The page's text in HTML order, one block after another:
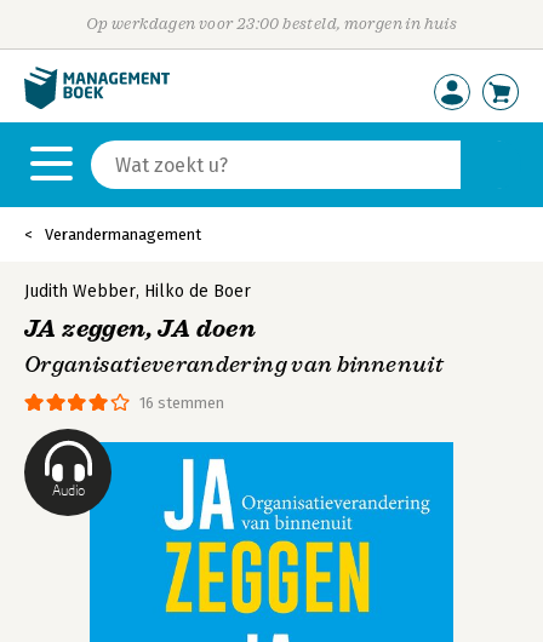
Op werkdagen voor 23:00 besteld, morgen in huis
Verandermanagement
Audio
16 stemmen
Judith Webber, Hilko de Boer
JA zeggen, JA doen
Organisatieverandering van binnenuit